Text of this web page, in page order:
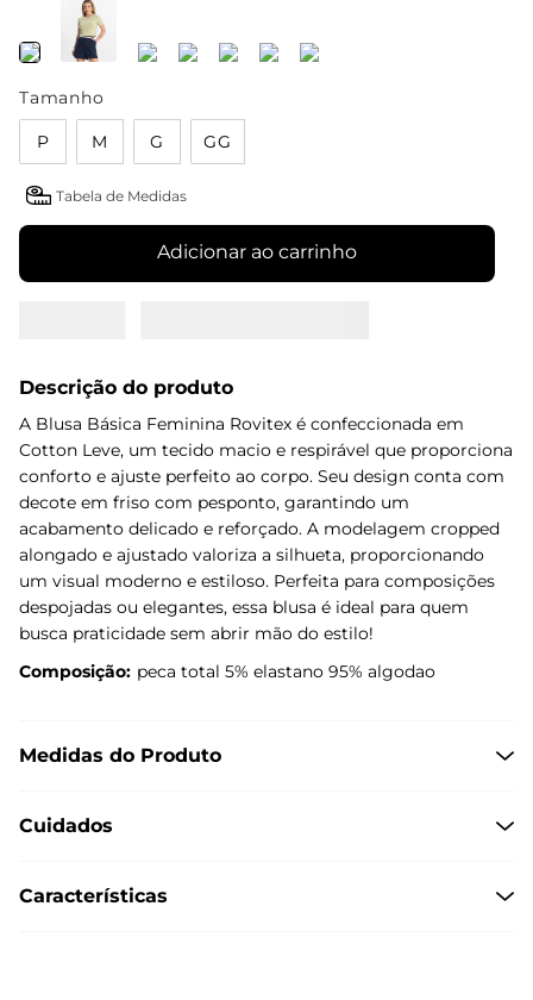
Tamanho
P M G GG
Tabela de Medidas
Adicionar ao carrinho
Descrição do produto
A Blusa Básica Feminina Rovitex é confeccionada em
Cotton Leve, um tecido macio e respirável que proporciona
conforto e ajuste perfeito ao corpo. Seu design conta com
decote em friso com pesponto, garantindo um
acabamento delicado e reforçado. A modelagem cropped
alongado e ajustado valoriza a silhueta, proporcionando
um visual moderno e estiloso. Perfeita para composições
despojadas ou elegantes, essa blusa é ideal para quem
busca praticidade sem abrir mão do estilo!
Composição: peca total 5% elastano 95% algodao
Medidas do Produto
Cuidados
Características